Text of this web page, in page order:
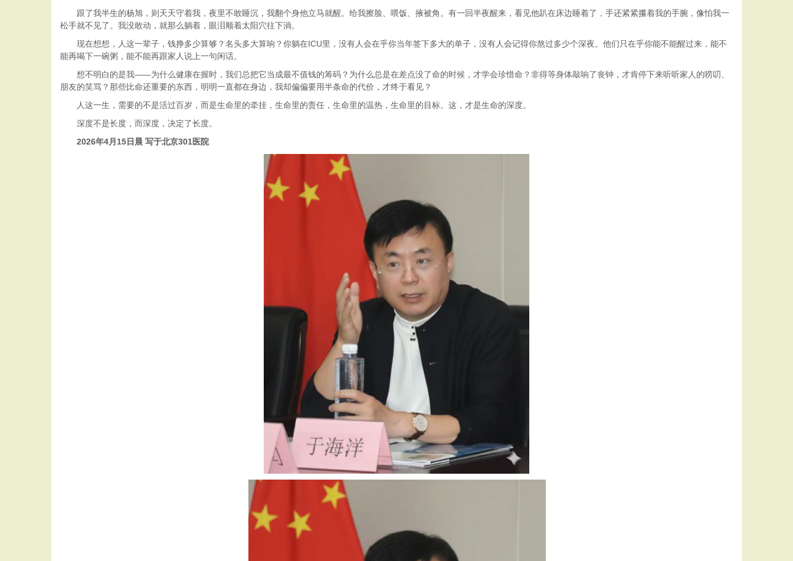
跟了我半生的杨旭，则天天守着我，夜里不敢睡沉，我翻个身他立马就醒。给我擦脸、喂饭、掖被角。有一回半夜醒来，看见他趴在床边睡着了，手还紧紧攥着我的手腕，像怕我一
松手就不见了。我没敢动，就那么躺着，眼泪顺着太阳穴往下淌。
现在想想，人这一辈子，钱挣多少算够？名头多大算响？你躺在ICU里，没有人会在乎你当年签下多大的单子，没有人会记得你熬过多少个深夜。他们只在乎你能不能醒过来，能不
能再喝下一碗粥，能不能再跟家人说上一句闲话。
想不明白的是我——为什么健康在握时，我们总把它当成最不值钱的筹码？为什么总是在差点没了命的时候，才学会珍惜命？非得等身体敲响了丧钟，才肯停下来听听家人的唠叨、
朋友的笑骂？那些比命还重要的东西，明明一直都在身边，我却偏偏要用半条命的代价，才终于看见？
人这一生，需要的不是活过百岁，而是生命里的牵挂，生命里的责任，生命里的温热，生命里的目标。这，才是生命的深度。
深度不是长度，而深度，决定了长度。
2026年4月15日晨 写于北京301医院